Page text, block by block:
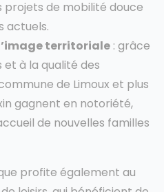
projets de mobilité douce
actuels.
territoriale : grâce
et à la qualité des
de Limoux et plus
gagnent en notoriété,
de nouvelles familles
profite également au